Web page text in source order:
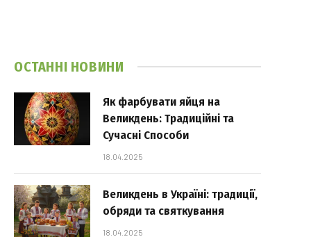
ОСТАННІ НОВИНИ
Як фарбувати яйця на
Великдень: Традиційні та
Сучасні Способи
18.04.2025
Великдень в Україні: традиції,
обряди та святкування
18.04.2025